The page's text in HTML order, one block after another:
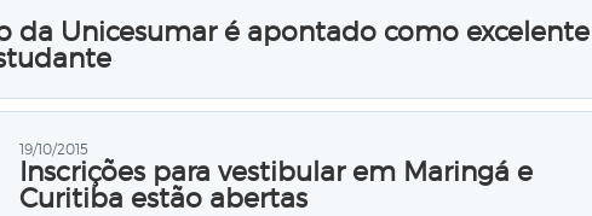
da Unicesumar é apontado como excelente
19/10/2015
Inscrições para vestibular em Maringá e
Curitiba estão abertas